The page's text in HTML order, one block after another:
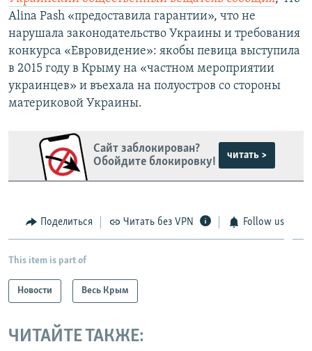
Alina Pash «предоставила гарантии», что не
нарушала законодательство Украины и требования
конкурса «Евровидение»: якобы певица выступила
в 2015 году в Крыму на «частном мероприятии
украинцев» и въехала на полуостров со стороны
материковой Украины.
Сайт заблокирован?
Обойдите блокировку!
читать >
Поделиться Читать без VPN Follow us
This item is part of
Новости Весь Крым
ЧИТАЙТЕ ТАКЖЕ: